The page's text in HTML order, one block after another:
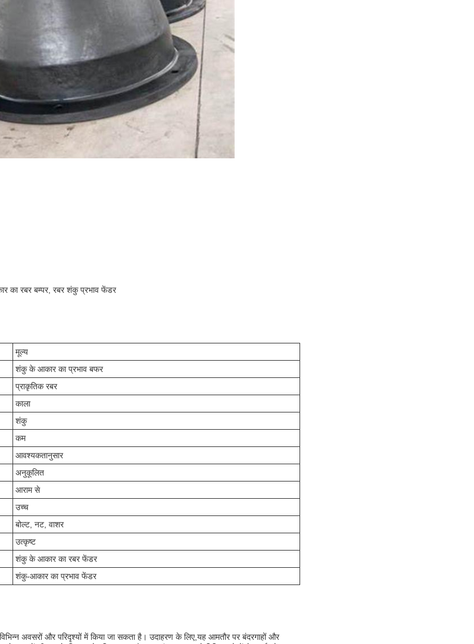
का रबर बम्पर, रबर शंकु प्रभाव फेंडर
मूल्य
शंकु के आकार का प्रभाव बफर
प्राकृतिक रबर
काला
शंकु
कम
आवश्यकतानुसार
अनुकूलित
आराम से
उच्च
बोल्ट, नट, वाशर
उत्कृष्ट
शंकु के आकार का रबर फेंडर
शंकु-आकार का प्रभाव फेंडर
अवसरों और परिदृश्यों में किया जा सकता है। उदाहरण के लिए,यह आमतौर पर बंदरगाहों और